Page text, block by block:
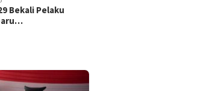
Bekali Pelaku